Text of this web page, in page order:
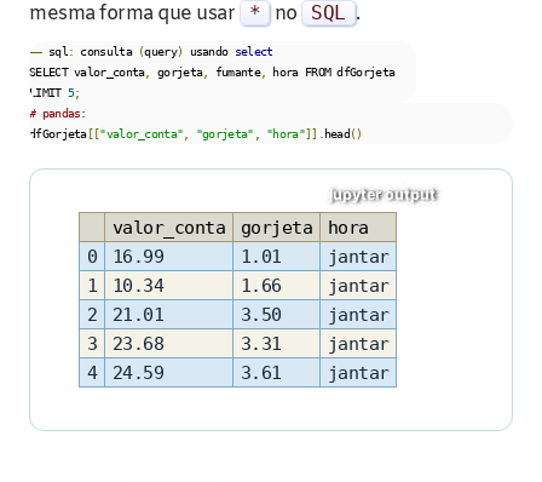
mesma forma que usar
* no SQL .
–– sql : consulta (query) usando select
SELECT valor_conta, gorjeta, fumante,
hora FROM dfGorjeta
LIMIT 5;
# pandas:
dfGorjeta[["valor_conta" "gorjeta" "hora"]]. head()
valor_conta gorjeta
hora
0
16.99 1.01
jantar
1
10.34 1.66
jantar
2
21.01 3.50
jantar
3
23.68 3.31
jantar
4
24.59 3.61 jantar